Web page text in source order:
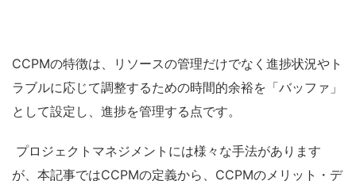
CCPMの特徴は 、リソースの管理だけでなく進捗状況やト
ラブルに応じて調整するための時間的余裕を「バッファ」
として設定し、進捗を管理する点です。
プロジェクトマネジメントには様々な手法があります
が、本記事ではCCPMの定義から、 CCPMの メリット・デ